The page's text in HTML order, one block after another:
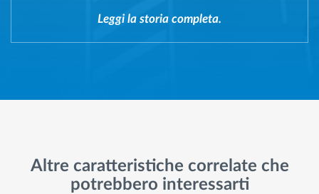
Leggi la storia completa.
Altre caratteristiche correlate che
potrebbero interessarti